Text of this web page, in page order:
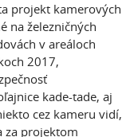
projekt kamerových
na železničných
v areáloch
2017,
kade-tade, aj
cez kameru vidí,
za projektom